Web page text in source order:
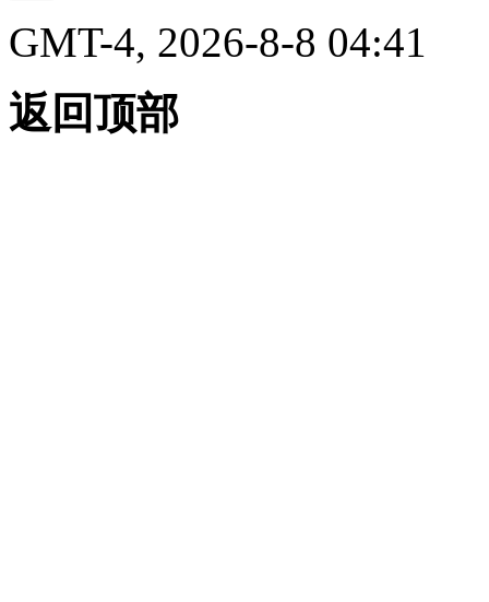
GMT-4, 2026-8-8 04:41
返回顶部